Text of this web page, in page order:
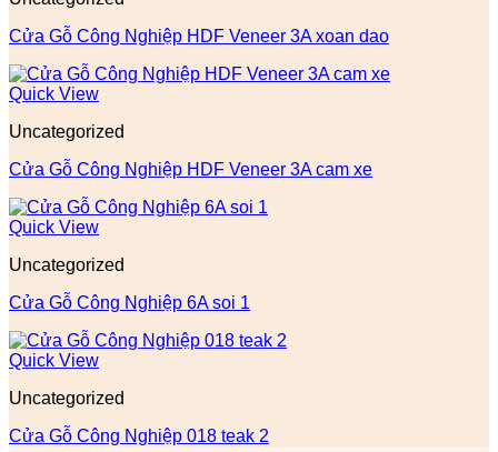
Cửa Gỗ Công Nghiệp HDF Veneer 3A xoan dao
Quick View
Uncategorized
Cửa Gỗ Công Nghiệp HDF Veneer 3A cam xe
Quick View
Uncategorized
Cửa Gỗ Công Nghiệp 6A soi 1
Quick View
Uncategorized
Cửa Gỗ Công Nghiệp 018 teak 2